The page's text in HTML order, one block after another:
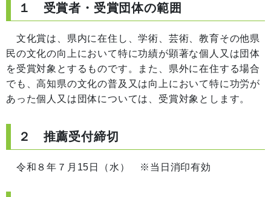
１ 受賞者・受賞団体の範囲
文化賞は、県内に在住し、学術、芸術、教育その他県
民の文化の向上において特に功績が顕著な個人又は団体
を受賞対象とするものです。また、県外に在住する場合
でも、高知県の文化の普及又は向上において特に功労が
あった個人又は団体については、受賞対象とします。
２ 推薦受付締切
令和８年７月15日（水） ※当日消印有効